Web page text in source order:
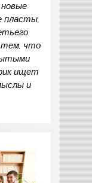
пласты,
тем, что
ищет
и